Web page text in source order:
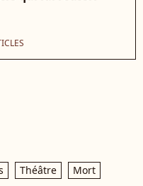
Théâtre
Mort